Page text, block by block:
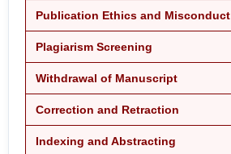
Publication Ethics and Misconduct
Plagiarism Screening
Withdrawal of Manuscript
Correction and Retraction
Indexing and Abstracting